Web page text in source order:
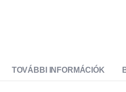
TOVÁBBI INFORMÁCIÓK